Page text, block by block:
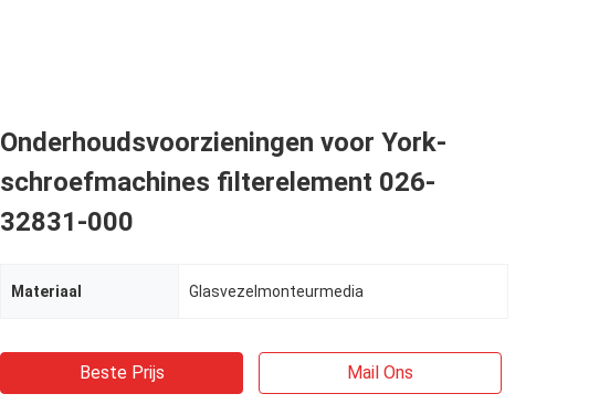
Onderhoudsvoorzieningen voor York-
schroefmachines filterelement 026-
32831-000
Materiaal Glasvezelmonteurmedia
Beste Prijs Mail Ons